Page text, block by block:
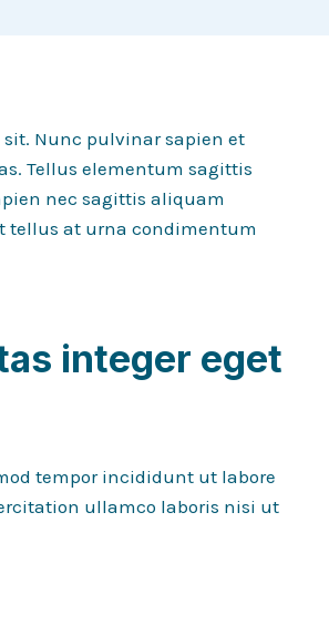
Nunc pulvinar sapien et
Tellus elementum sagittis
nec sagittis aliquam
tellus at urna condimentum
integer eget
tempor incididunt ut labore
ullamco laboris nisi ut